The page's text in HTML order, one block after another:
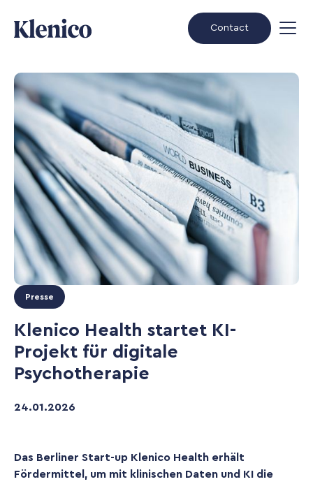
Contact
Presse
Klenico Health startet KI-
Projekt für digitale
Psychotherapie
24.01.2026
Das Berliner Start-up Klenico Health erhält
Fördermittel, um mit klinischen Daten und KI die